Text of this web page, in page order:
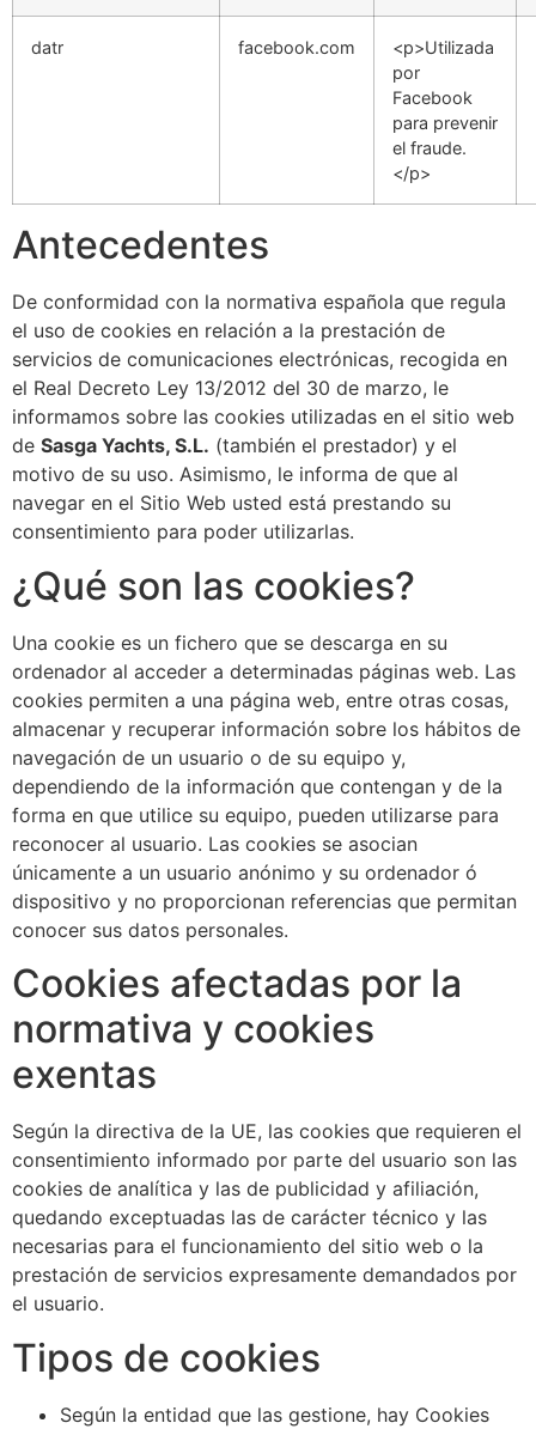
datr facebook.com
<p>Utilizada
por
Facebook
para prevenir
el fraude.
</p>
Antecedentes
De conformidad con la normativa española que regula
el uso de cookies en relación a la prestación de
servicios de comunicaciones electrónicas, recogida en
el Real Decreto Ley 13/2012 del 30 de marzo, le
informamos sobre las cookies utilizadas en el sitio web
de Sasga Yachts, S.L. (también el prestador) y el
motivo de su uso. Asimismo, le informa de que al
navegar en el Sitio Web usted está prestando su
consentimiento para poder utilizarlas.
¿Qué son las cookies?
Una cookie es un fichero que se descarga en su
ordenador al acceder a determinadas páginas web. Las
cookies permiten a una página web, entre otras cosas,
almacenar y recuperar información sobre los hábitos de
navegación de un usuario o de su equipo y,
dependiendo de la información que contengan y de la
forma en que utilice su equipo, pueden utilizarse para
reconocer al usuario. Las cookies se asocian
únicamente a un usuario anónimo y su ordenador ó
dispositivo y no proporcionan referencias que permitan
conocer sus datos personales.
Cookies afectadas por la
normativa y cookies
exentas
Según la directiva de la UE, las cookies que requieren el
consentimiento informado por parte del usuario son las
cookies de analítica y las de publicidad y afiliación,
quedando exceptuadas las de carácter técnico y las
necesarias para el funcionamiento del sitio web o la
prestación de servicios expresamente demandados por
el usuario.
Tipos de cookies
Según la entidad que las gestione, hay Cookies